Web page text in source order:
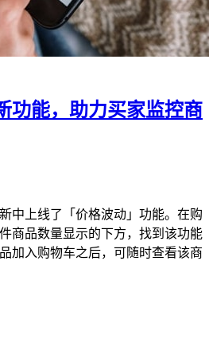
功能，助力买家监控商
中上线了「价格波动」功能。在购
商品数量显示的下方，找到该功能
加入购物车之后，可随时查看该商